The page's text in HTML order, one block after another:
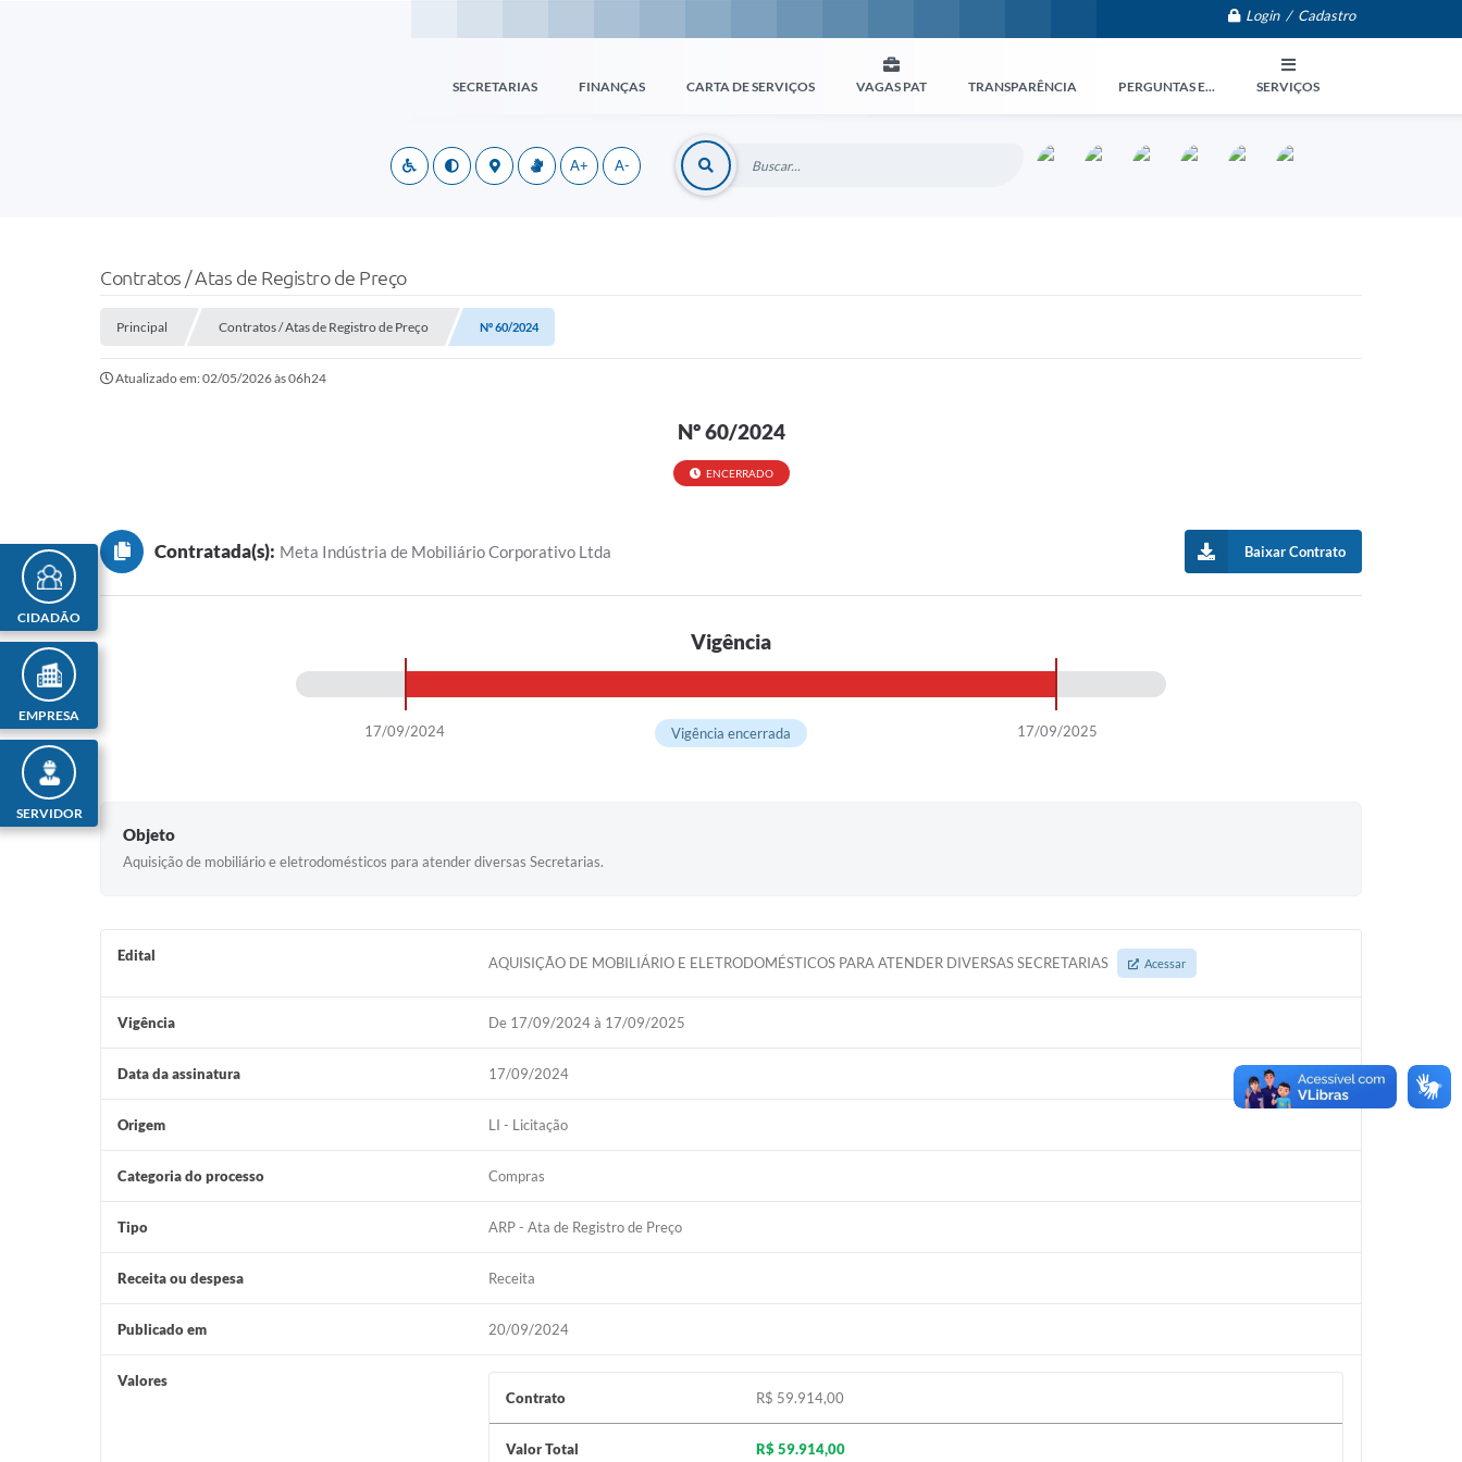
Login / Cadastro
SECRETARIAS FINANÇAS CARTA DE SERVIÇOS VAGAS PAT TRANSPARÊNCIA PERGUNTAS E... SERVIÇOS
A+ A-
CIDADÃO
EMPRESA
SERVIDOR
Contratos / Atas de Registro de Preço
Principal Contratos / Atas de Registro de Preço Nº 60/2024
Atualizado em: 02/05/2026 às 06h24
Nº 60/2024
ENCERRADO
Contratada(s): Meta Indústria de Mobiliário Corporativo Ltda Baixar Contrato
Vigência
17/09/2024 17/09/2025
Vigência encerrada
Objeto
Aquisição de mobiliário e eletrodomésticos para atender diversas Secretarias.
Edital AQUISIÇÃO DE MOBILIÁRIO E ELETRODOMÉSTICOS PARA ATENDER DIVERSAS SECRETARIAS Acessar
Vigência De 17/09/2024 à 17/09/2025
Data da assinatura 17/09/2024
Origem LI - Licitação
Categoria do processo Compras
Tipo ARP - Ata de Registro de Preço
Receita ou despesa Receita
Publicado em 20/09/2024
Valores
Contrato
R$ 59.914,00
Valor Total R$ 59.914,00